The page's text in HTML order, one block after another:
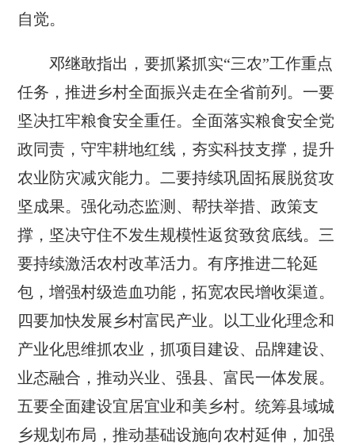
自觉。
邓继敢指出，要抓紧抓实“三农”工作重点
任务，推进乡村全面振兴走在全省前列。一要
坚决扛牢粮食安全重任。全面落实粮食安全党
政同责，守牢耕地红线，夯实科技支撑，提升
农业防灾减灾能力。二要持续巩固拓展脱贫攻
坚成果。强化动态监测、帮扶举措、政策支
撑，坚决守住不发生规模性返贫致贫底线。三
要持续激活农村改革活力。有序推进二轮延
包，增强村级造血功能，拓宽农民增收渠道。
四要加快发展乡村富民产业。以工业化理念和
产业化思维抓农业，抓项目建设、品牌建设、
业态融合，推动兴业、强县、富民一体发展。
五要全面建设宜居宜业和美乡村。统筹县域城
乡规划布局，推动基础设施向农村延伸，加强